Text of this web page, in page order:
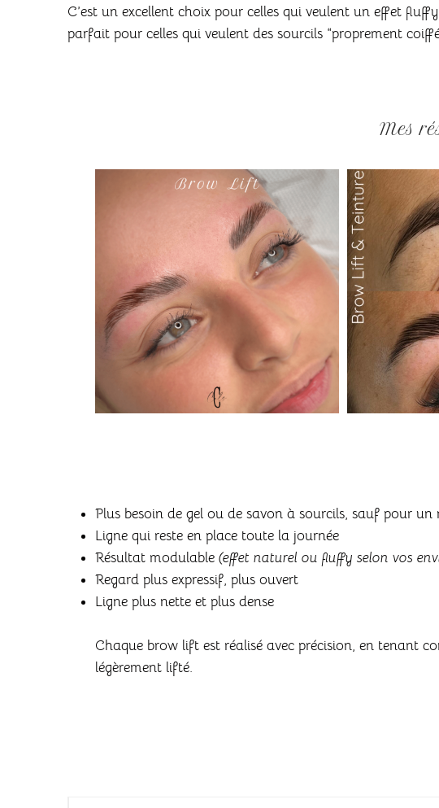
C’est un excellent choix pour celles qui veulent un effet
parfait pour celles qui veulent des sourcils “proprement
Mes
Plus besoin de gel ou de savon à sourcils, sauf pour un
Ligne qui reste en place toute la journée
Résultat modulable (effet naturel ou fluffy selon vos
Regard plus expressif, plus ouvert
Ligne plus nette et plus dense
Chaque brow lift est réalisé avec précision, en tenant
légèrement lifté.